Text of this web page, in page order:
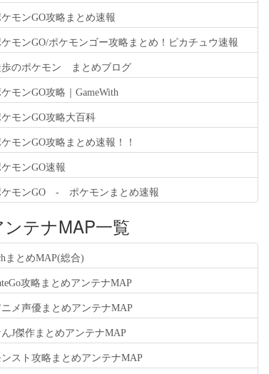
モンGO攻略まとめ速報
モンGO/ポケモンゴー攻略まとめ！ピカチュウ速報
のポケモン まとめブログ
モンGO攻略｜GameWith
モンGO攻略大百科
モンGO攻略まとめ速報！！
モンGO速報
モンGO - ポケモンまとめ速報
ンテナMAP一覧
まとめMAP(総合)
攻略まとめアンテナMAP
メ声優まとめアンテナMAP
J傑作まとめアンテナMAP
スト攻略まとめアンテナMAP